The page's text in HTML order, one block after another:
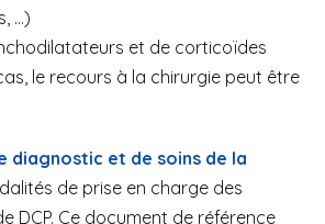
…)
et de corticoïdes
le recours à la chirurgie peut être
diagnostic et de soins de la
de prise en charge des
DCP. Ce document de référence